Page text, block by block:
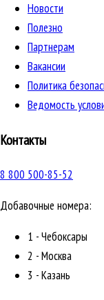
Новости
Полезно
Партнерам
Вакансии
Политика
Ведомость
Контакты
8 800 500-85-52
Добавочные номера:
1 - Чебоксары
2 - Москва
3 - Казань